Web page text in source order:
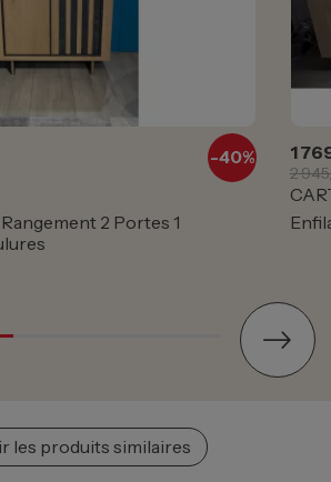
-40%
2 Portes 1
Prix
1
2
les produits similaires